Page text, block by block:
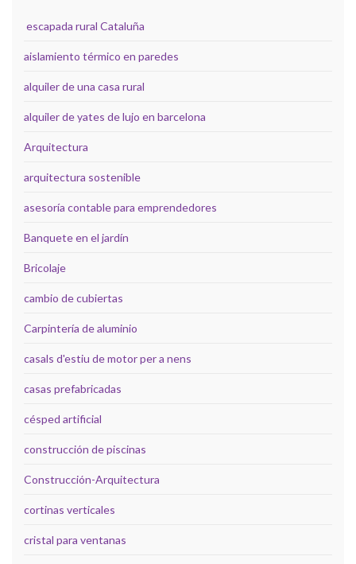
escapada rural Cataluña
aislamiento térmico en paredes
alquiler de una casa rural
alquiler de yates de lujo en barcelona
Arquitectura
arquitectura sostenible
asesoría contable para emprendedores
Banquete en el jardín
Bricolaje
cambio de cubiertas
Carpintería de aluminio
casals d'estiu de motor per a nens
casas prefabricadas
césped artificial
construcción de piscinas
Construcción-Arquitectura
cortinas verticales
cristal para ventanas